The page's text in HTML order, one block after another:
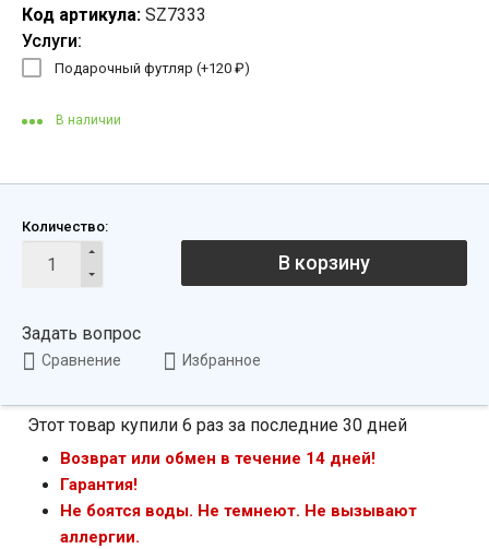
Код артикула: SZ7333
Услуги:
Подарочный футляр (+120 ₽)
В наличии
Количество:
В корзину
Задать вопрос
Сравнение Избранное
Этот товар купили 6 раз за последние 30 дней
Возврат или обмен в течение 14 дней!
Гарантия!
Не боятся воды. Не темнеют. Не вызывают
аллергии.